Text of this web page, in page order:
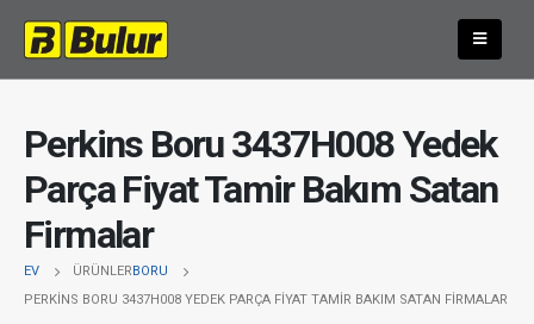
Perkins Boru 3437H008 Yedek
Parça Fiyat Tamir Bakım Satan
Firmalar
EV ÜRÜNLERBORU
PERKINS BORU 3437H008 YEDEK PARÇA FIYAT TAMIR BAKIM SATAN FIRMALAR